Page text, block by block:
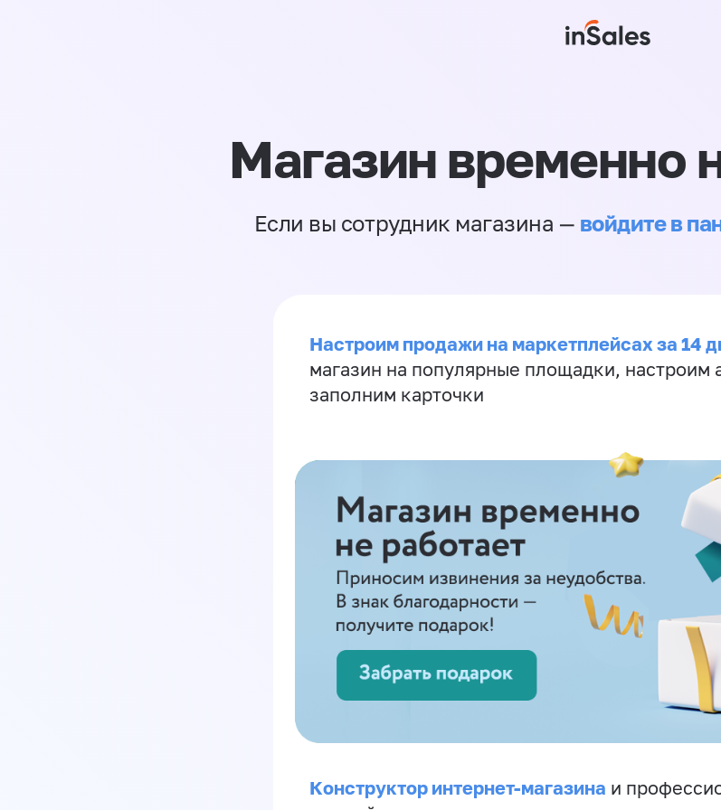
Магазин временно
Если вы сотрудник магазина — войдите в
Настроим продажи на маркетплейсах за 14
магазин на популярные площадки, настроим
заполним карточки
Конструктор интернет-магазина и